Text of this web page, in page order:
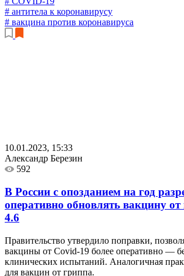
# антитела к коронавирусу
# вакцина против коронавируса
10.01.2023, 15:33
Александр Березин
592
В России с опозданием на год
оперативно обновлять вакцину от
4.6
Правительство утвердило поправки,
вакцины от Covid-19 более оперативно —
клинических испытаний. Аналогичная
для вакцин от гриппа.